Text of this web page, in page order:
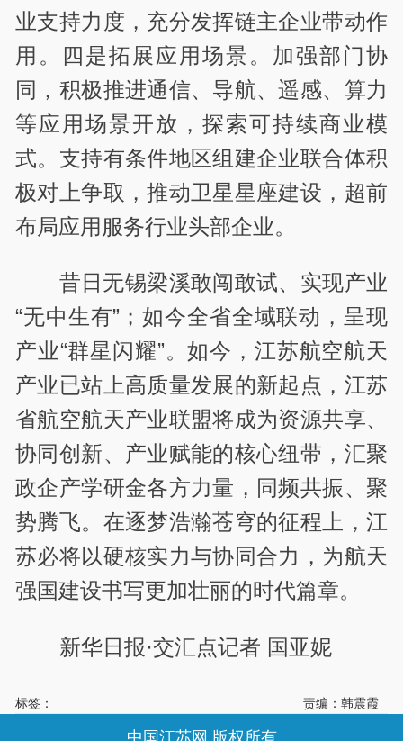
业支持力度，充分发挥链主企业带动作
用。四是拓展应用场景。加强部门协
同，积极推进通信、导航、遥感、算力
等应用场景开放，探索可持续商业模
式。支持有条件地区组建企业联合体积
极对上争取，推动卫星星座建设，超前
布局应用服务行业头部企业。
昔日无锡梁溪敢闯敢试、实现产业
“无中生有”；如今全省全域联动，呈现
产业“群星闪耀”。如今，江苏航空航天
产业已站上高质量发展的新起点，江苏
省航空航天产业联盟将成为资源共享、
协同创新、产业赋能的核心纽带，汇聚
政企产学研金各方力量，同频共振、聚
势腾飞。在逐梦浩瀚苍穹的征程上，江
苏必将以硬核实力与协同合力，为航天
强国建设书写更加壮丽的时代篇章。
新华日报·交汇点记者 国亚妮
标签： 责编：韩震霞